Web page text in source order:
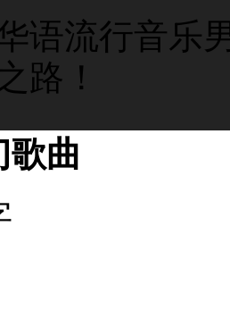
语流行音乐
路！
歌曲